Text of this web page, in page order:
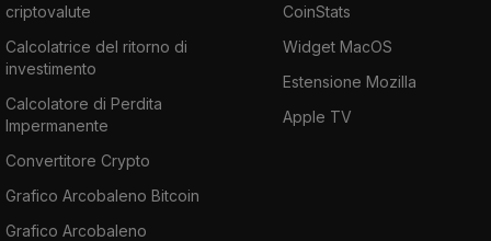
criptovalute
Calcolatrice del ritorno di
investimento
Calcolatore di Perdita
Impermanente
Convertitore Crypto
Grafico Arcobaleno Bitcoin
Grafico Arcobaleno
CoinStats
Widget MacOS
Estensione Mozilla
Apple TV